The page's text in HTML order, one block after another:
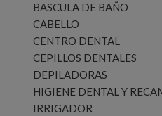
BASCULA DE BAÑO
CABELLO
CENTRO DENTAL
CEPILLOS DENTALES
DEPILADORAS
HIGIENE DENTAL Y
IRRIGADOR